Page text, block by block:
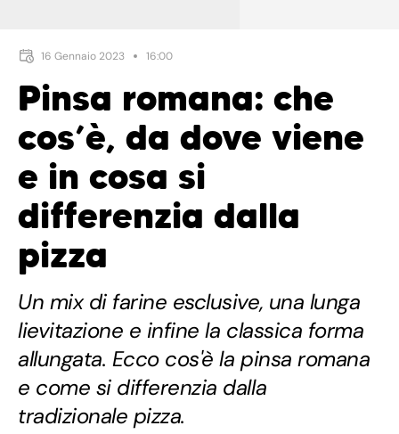
16 Gennaio 2023 16:00
Pinsa romana: che
cos’è, da dove viene
e in cosa si
differenzia dalla
pizza
Un mix di farine esclusive, una lunga
lievitazione e infine la classica forma
allungata. Ecco cos'è la pinsa romana
e come si differenzia dalla
tradizionale pizza.